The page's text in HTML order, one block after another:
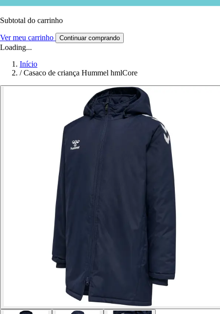
Subtotal do carrinho
Ver meu carrinho Continuar comprando
Loading...
Início
/ Casaco de criança Hummel hmlCore